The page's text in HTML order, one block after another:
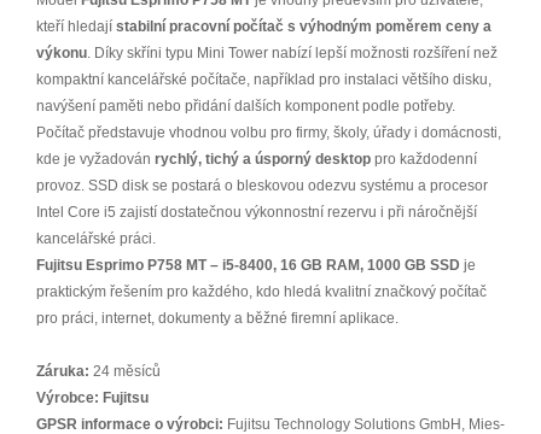
kteří hledají stabilní pracovní počítač s výhodným poměrem ceny a
výkonu. Díky skříni typu Mini Tower nabízí lepší možnosti rozšíření než
kompaktní kancelářské počítače, například pro instalaci většího disku,
navýšení paměti nebo přidání dalších komponent podle potřeby.
Počítač představuje vhodnou volbu pro firmy, školy, úřady i domácnosti,
kde je vyžadován rychlý, tichý a úsporný desktop pro každodenní
provoz. SSD disk se postará o bleskovou odezvu systému a procesor
Intel Core i5 zajistí dostatečnou výkonnostní rezervu i při náročnější
kancelářské práci.
Fujitsu Esprimo P758 MT – i5-8400, 16 GB RAM, 1000 GB SSD je
praktickým řešením pro každého, kdo hledá kvalitní značkový počítač
pro práci, internet, dokumenty a běžné firemní aplikace.
Záruka: 24 měsíců
Výrobce: Fujitsu
GPSR informace o výrobci: Fujitsu Technology Solutions GmbH, Mies-